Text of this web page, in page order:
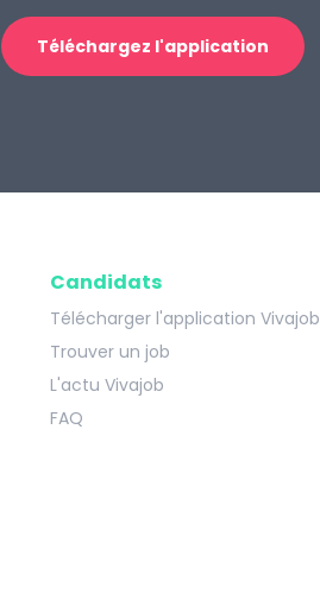
Téléchargez l'application
Candidats
Télécharger l'application Vivajob
Trouver un job
L'actu Vivajob
FAQ